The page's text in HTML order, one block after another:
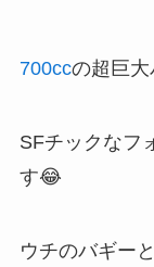
700ccの超巨大
SFチックなフ
す😂
ウチのバギー